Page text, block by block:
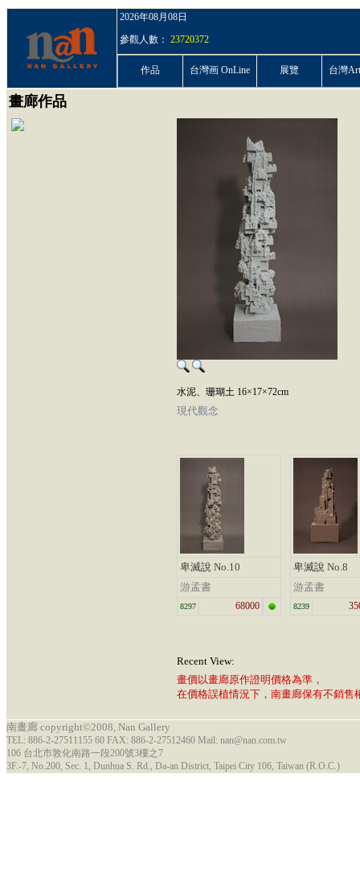
2026年08月08日
參觀人數： 23720372
作品 台灣画 OnLine 展覽 台灣
畫廊作品
水泥、珊瑚土 16×17×72cm
現代觀念
卑滅說 No.10
游孟書
8297 68000
卑滅說 No.8
游孟書
8239
Recent View:
畫價以畫廊原作證明價格為準，
在價格誤植情況下，南畫廊保有不銷售
南畫廊 copyright©2008, Nan Gallery
TEL: 886-2-27511155 60 FAX: 886-2-27512460 Mail: nan@nan.com.tw
106 台北市敦化南路一段200號3樓之7
3F.-7, No.200, Sec. 1, Dunhua S. Rd., Da-an District, Taipei City 106, Taiwan (R.O.C.)